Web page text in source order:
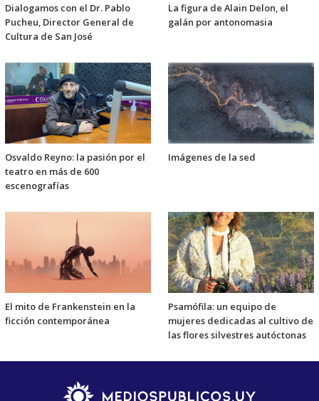
Dialogamos con el Dr. Pablo
Pucheu, Director General de
Cultura de San José
La figura de Alain Delon, el
galán por antonomasia
Osvaldo Reyno: la pasión por el
teatro en más de 600
escenografías
Imágenes de la sed
El mito de Frankenstein en la
ficción contemporánea
Psamófila: un equipo de
mujeres dedicadas al cultivo de
las flores silvestres autóctonas